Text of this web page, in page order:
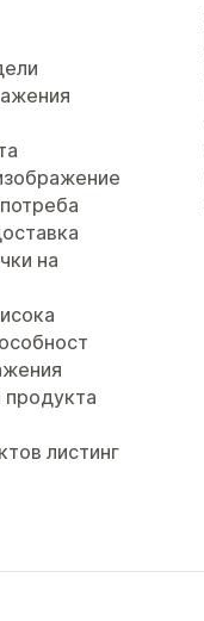
на
продукта
листинг